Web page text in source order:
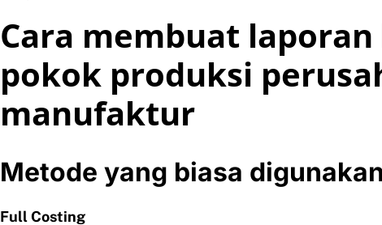
Cara membuat laporan
pokok produksi
manufaktur
Metode yang biasa digunakan
Full Costing